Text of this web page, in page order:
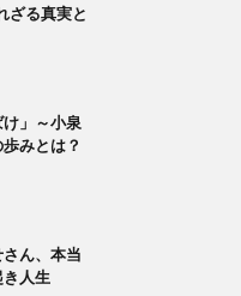
ざる真実と
け」～小泉
みとは？
ん、本当
人生